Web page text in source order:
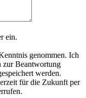
ein.
genommen. Ich
zur Beantwortung
werden.
für die Zukunft per